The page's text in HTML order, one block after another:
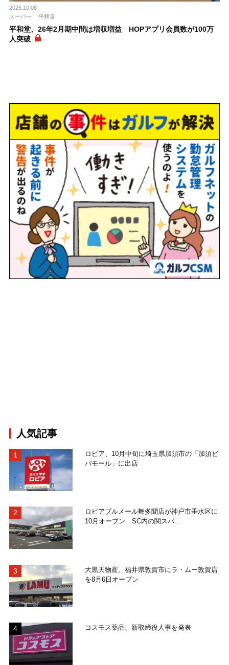
2025.10.08
スーパー
平和堂
平和堂、26年2月期中間は増収増益 HOPアプリ会員数が100万
人突破
人気記事
ロピア、10月中旬に埼玉県加須市の「加須ビ
バモール」に出店
ロピアブルメール舞多聞店が神戸市垂水区に
10月オープン SC内の関スパ...
大黒天物産、福井県敦賀市にラ・ムー敦賀店
を8月6日オープン
コスモス薬品、新取締役人事を発表